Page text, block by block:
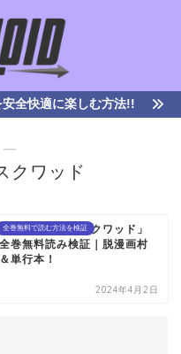
安全快適に楽しむ方法!!
―
クワッド
全巻無料で読む方法を検証
「トーキョー忍スクワッド」
全巻無料読み検証｜脱漫画村
＆単行本！
2024年4月2日